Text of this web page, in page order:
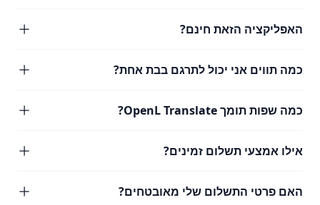
האפליקציה הזאת חינם?
כמה תווים אני יכול לתרגם בבת אחת?
כמה שפות תומך OpenL Translate?
אילו אמצעי תשלום זמינים?
האם פרטי התשלום שלי מאובטחים?